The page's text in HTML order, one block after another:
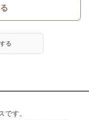
る
です。